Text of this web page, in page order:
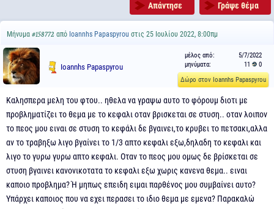
Απάντησε Γράψε θέμα
Μήνυμα #158772 από Ioannhs Papaspyrou στις 25 Ιουλίου 2022, 8:00πμ
Ioannhs Papaspyrou
μέλος από:
5/7/2022
μηνύματα:
11
0
Δώρο στον Ioannhs Papaspyrou
Καλησπερα μελη του φτου.. ηθελα να γραψω αυτο το φόρουμ διοτι με
προβληματίζει το θεμα με το κεφαλι οταν βρισκεται σε στυση.. οταν λοιπον
το πεος μου ειναι σε στυση το κεφάλι δε βγαινει,το κρυβει το πετσακι,αλλα
αν το τραβηξω λιγο βγαίνει το 1/3 απτο κεφαλι εξω,δηλαδη το κεφαλι και
λιγο το γυρω γυρω απτο κεφαλι. Οταν το πεος μου ομως δε βρίσκεται σε
στυση βγαινει κανονικοτατα το κεφαλι εξω χωρις κανενα θεμα.. ειναι
καποιο προβλημα? Ή μηπως επειδη ειμαι παρθένος μου συμβαίνει αυτο?
Υπάρχει καποιος που να εχει περασει το ιδιο θεμα με εμενα? Παρακαλώ